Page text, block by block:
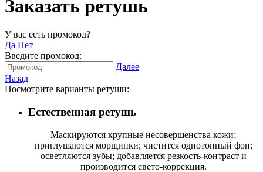
Заказать ретушь
У вас есть промокод?
Да Нет
Введите промокод:
Далее
Назад
Посмотрите варианты ретуши:
Естественная ретушь
Маскируются крупные несовершенства кожи;
приглушаются морщинки; чистится однотонный фон;
осветляются зубы; добавляется резкость-контраст и
производится свето-коррекция.